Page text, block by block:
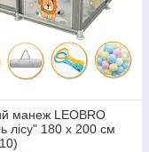
манеж LEOBRO
лісу" 180 x 200 см